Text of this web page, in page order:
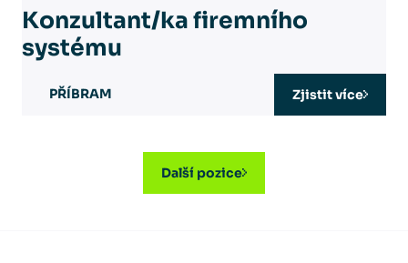
Konzultant/ka firemního
systému
PŘÍBRAM Zjistit více
Další pozice